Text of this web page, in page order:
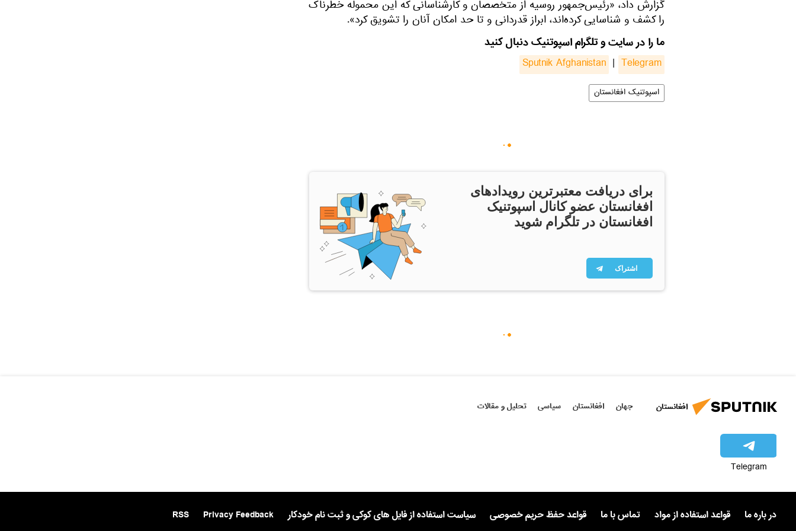
گزارش داد، «رئیس‌جمهور روسیه از متخصصان و کارشناسانی که این محموله خطرناک
را کشف و شناسایی کرده‌اند، ابراز قدردانی و تا حد امکان آنان را تشویق کرد».
ما را در سایت و تلگرام اسپوتنیک دنبال کنید
Sputnik Afghanistan | Telegram
اسپوتنیک افغانستان
برای دریافت معتبرترین رویدادهای
افغانستان عضو کانال اسپوتنیک
افغانستان در تلگرام شوید
اشتراک
افغانستان جهان افغانستان سیاسی تحلیل و مقالات
Telegram
در باره ما قواعد استفاده از مواد تماس با ما قواعد حفظ حریم خصوصی سیاست استفاده از فایل های کوکی و ثبت نام خودکار Privacy Feedback
RSS